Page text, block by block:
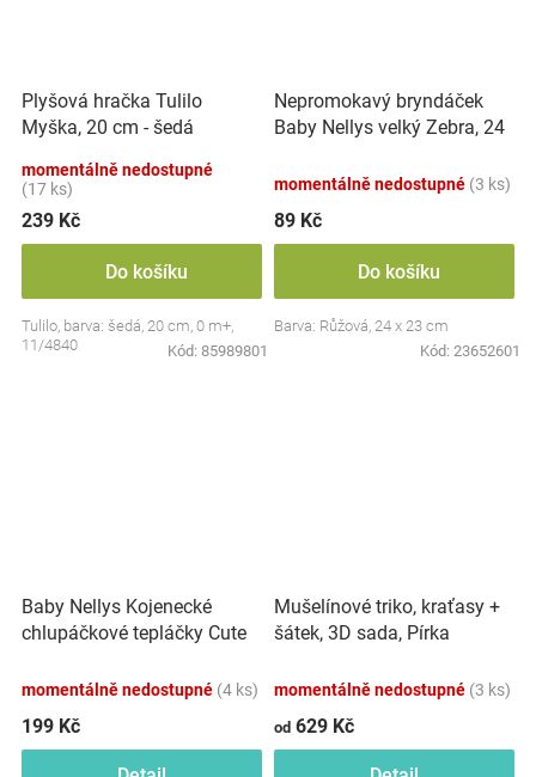
Plyšová hračka Tulilo
Myška, 20 cm - šedá
momentálně nedostupné
(17 ks)
239 Kč
Do košíku
Tulilo, barva: šedá, 20 cm, 0 m+,
11/4840
Kód: 85989801
Nepromokavý bryndáček
Baby Nellys velký Zebra, 24
momentálně nedostupné (3 ks)
89 Kč
Do košíku
Barva: Růžová, 24 x 23 cm
Kód: 23652601
Baby Nellys Kojenecké
chlupáčkové tepláčky Cute
momentálně nedostupné (4 ks)
199 Kč
Mušelínové triko, kraťasy +
šátek, 3D sada, Pírka
momentálně nedostupné (3 ks)
od 629 Kč